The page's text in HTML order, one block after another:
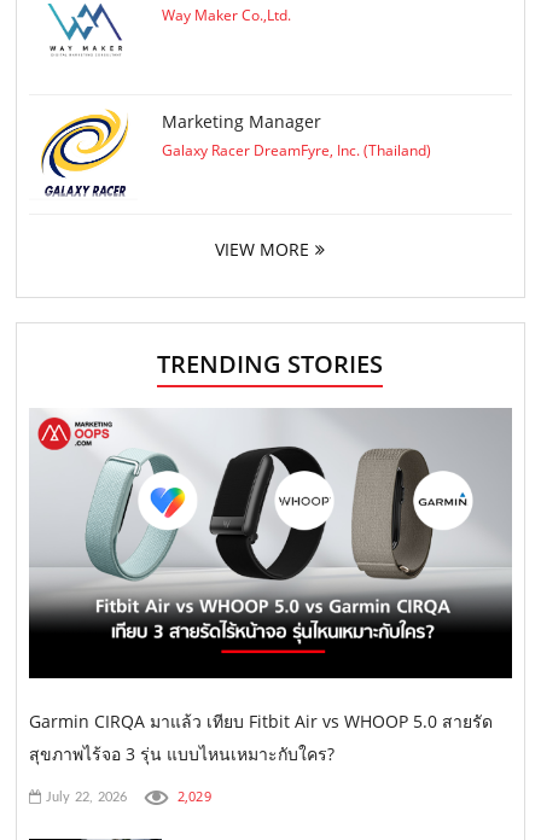
Way Maker Co.,Ltd.
Marketing Manager
Galaxy Racer DreamFyre, Inc. (Thailand)
VIEW MORE
TRENDING STORIES
Garmin CIRQA มาแล้ว เทียบ Fitbit Air vs WHOOP 5.0 สายรัด
สุขภาพไร้จอ 3 รุ่น แบบไหนเหมาะกับใคร?
July 22, 2026 2,029